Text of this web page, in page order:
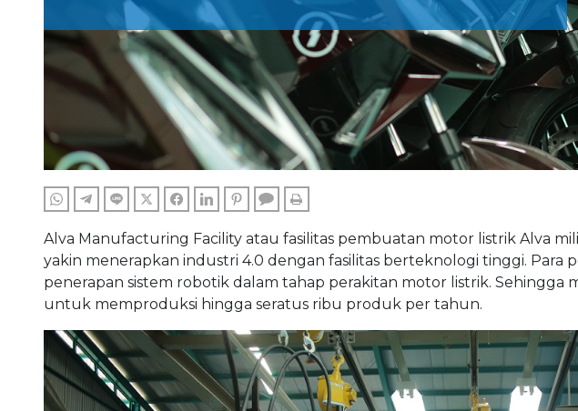
WHATSAPPTELEGRAM
LINE TWITTERFACEBOOKLINKEDINPINTERESTCOMMENTS
Alva Manufacturing Facility atau fasilitas pembuatan motor listrik Alva
yakin menerapkan industri 4.0 dengan fasilitas berteknologi tinggi.
penerapan sistem robotik dalam tahap perakitan motor listrik. Sehingga
untuk memproduksi hingga seratus ribu produk per tahun.